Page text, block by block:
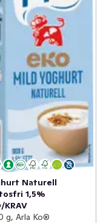
Naturell
1,5%
KRAV
g, Arla Ko®